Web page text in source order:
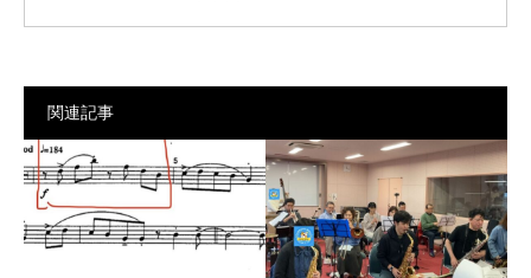
関連記事